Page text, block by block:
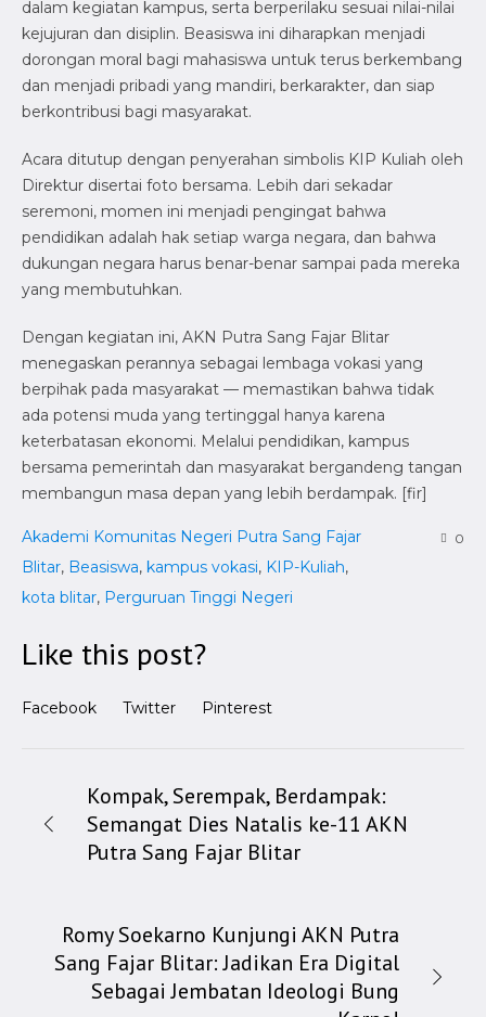
dalam kegiatan kampus, serta berperilaku sesuai nilai-nilai
kejujuran dan disiplin. Beasiswa ini diharapkan menjadi
dorongan moral bagi mahasiswa untuk terus berkembang
dan menjadi pribadi yang mandiri, berkarakter, dan siap
berkontribusi bagi masyarakat.
Acara ditutup dengan penyerahan simbolis KIP Kuliah oleh
Direktur disertai foto bersama. Lebih dari sekadar
seremoni, momen ini menjadi pengingat bahwa
pendidikan adalah hak setiap warga negara, dan bahwa
dukungan negara harus benar-benar sampai pada mereka
yang membutuhkan.
Dengan kegiatan ini, AKN Putra Sang Fajar Blitar
menegaskan perannya sebagai lembaga vokasi yang
berpihak pada masyarakat — memastikan bahwa tidak
ada potensi muda yang tertinggal hanya karena
keterbatasan ekonomi. Melalui pendidikan, kampus
bersama pemerintah dan masyarakat bergandeng tangan
membangun masa depan yang lebih berdampak. [fir]
Akademi Komunitas Negeri Putra Sang Fajar
Blitar, Beasiswa, kampus vokasi, KIP-Kuliah,
kota blitar, Perguruan Tinggi Negeri
0
Like this post?
Facebook Twitter Pinterest
Kompak, Serempak, Berdampak:
Semangat Dies Natalis ke-11 AKN
Putra Sang Fajar Blitar
Romy Soekarno Kunjungi AKN Putra
Sang Fajar Blitar: Jadikan Era Digital
Sebagai Jembatan Ideologi Bung